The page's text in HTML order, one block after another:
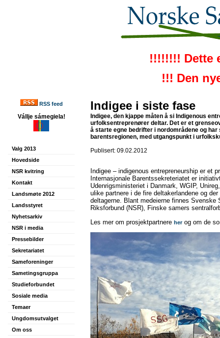
!!!!!!!! Dette
!!! Den
RSS feed
Vállje sámegiela!
Valg 2013
Hovedside
NSR kvitring
Kontakt
Landsmøte 2012
Landsstyret
Nyhetsarkiv
NSR i media
Pressebilder
Sekretariatet
Sameforeninger
Sametingsgruppa
Studieforbundet
Sosiale media
Temaer
Ungdomsutvalget
Om oss
Indigee i siste fase
Indigee, den kjappe måten å si Indigenous
urfolksentreprenører deltar. Det er et
å starte egne bedrifter i nordområdene og
barentsregionen, med utgangspunkt i
Publisert: 09.02.2012
Indigee – indigenous entrepreneurship er et
Internasjonale Barentssekreteriatet er
Udenrigsministeriet i Danmark, WGIP,
ulike partnere i de fire deltakerlandene og
deltagerne. Blant medeierne finnes
Riksforbund (NSR), Finske samers
Les mer om prosjektpartnere herog om de